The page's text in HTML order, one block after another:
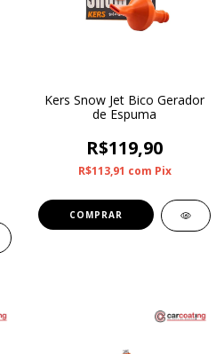
Kers Snow Jet Bico Gerador
de Espuma
R$119,90
R$113,91 com Pix